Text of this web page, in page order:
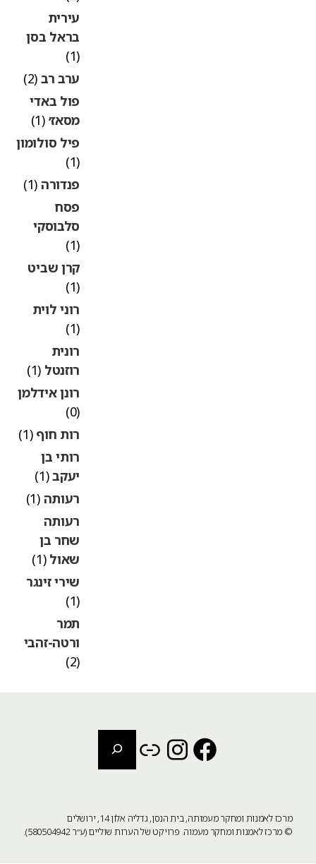
עירית
בראל בסן
ערב רב(2)
פול באדי
מסאז׳(1)
פיל סולומון
פנדורה(1)
פסח
סלבוסקי
קרן שביט
רוני לוית
רונית
רוזנטל(1)
רונן אידלמן
רות חוף(1)
רותי בן
יעקב(1)
רעותה(1)
רעותה
שחר בן
שאול(1)
שירי זינגר
תמר
ורטה-זהבי
מרכז לאמנות ומחקר מעמותה, בית הנסן, גדליה אלון 14, ירושלים
מרכז לאמנות ומחקר מעמוה. פרויקט של הערות שוליים (ע״ר 580504942).
Facebook
Instagram
Link